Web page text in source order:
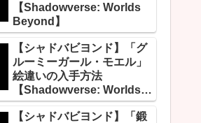
【Shadowverse: Worlds
Beyond】
【シャドバビヨンド】「グ
ルーミーガール・モエル」
絵違いの入手方法
【Shadowverse: Worlds
Beyond】
【シャドバビヨンド】「鍛